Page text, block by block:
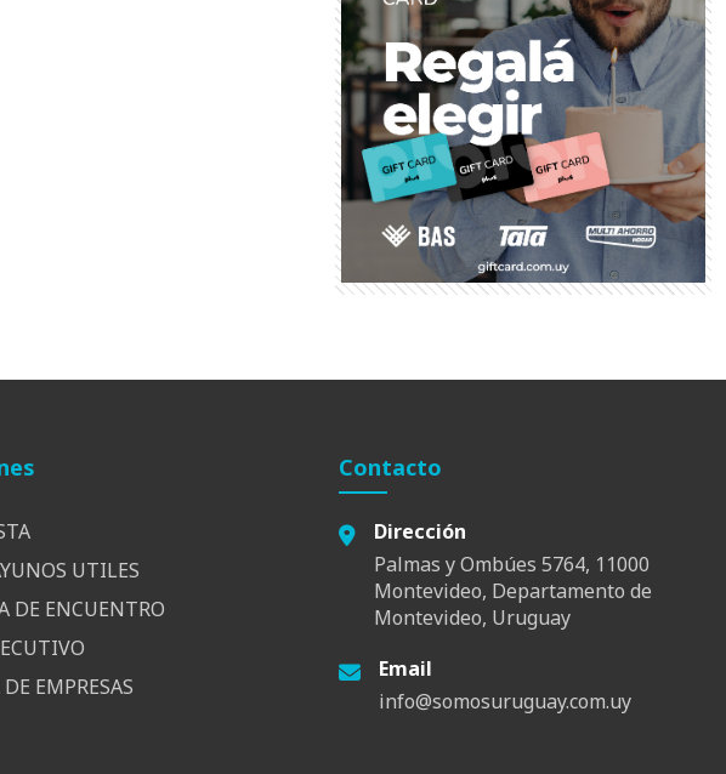
UTILES
DE ENCUENTRO
EMPRESAS
Contacto
Dirección
Palmas y Ombúes 5764, 11000
Montevideo, Departamento de
Montevideo, Uruguay
Email
info@somosuruguay.com.uy